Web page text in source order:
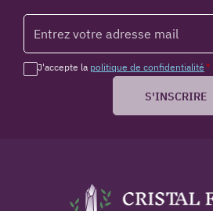
J'accepte la politique de confidentialité *
S'INSCRIRE